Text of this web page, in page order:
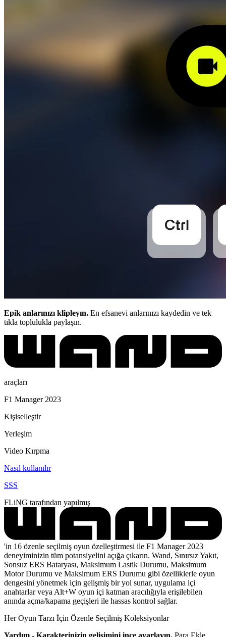
Epik anlarınızı klipleyın. En efsanevi anlarınızı kaydedin ve tek
tıkla toplulukla paylaşın.
araçları
F1 Manager 2023
Kişiselleştir
Yerleşim
Video Kırpma
Nasıl kullanılır
SSS
FLiNG tarafından yapılmış
'in 16 özenle seçilmiş oyun özelleştirmesi ile F1 Manager 2023
deneyiminizin tüm potansiyelini açığa çıkarın. Wand, Sınırsız Yakıt,
Sonsuz ERS Bataryası, Maksimum Lastik Durumu, Maksimum
Motor Durumu ve Maksimum ERS Durumu gibi özelliklerle oyun
dengesini yönetmek için gelişmiş bir yol sunar, uygulama içi
anahtarlar veya Alt+W oyun içi katman aracılığıyla erişilebilen
anında açma/kapama geçişleri ile hassas kontrol sağlar.
Her Oyun Tarzı İçin Özenle Seçilmiş Koleksiyonlar
Yardım - Karakterinizin gelişimini ince ayarlayın. Para Ekle,